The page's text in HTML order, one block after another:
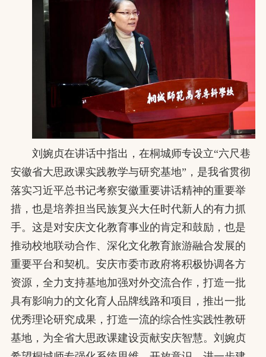
刘婉贞在讲话中指出，在桐城师专设立“六尺巷
安徽省大思政课实践教学与研究基地”，是我省贯彻
落实习近平总书记考察安徽重要讲话精神的重要举
措，也是培养担当民族复兴大任时代新人的有力抓
手。这是对安庆文化教育事业的肯定和鼓励，也是
推动校地联动合作、深化文化教育旅游融合发展的
重要平台和契机。安庆市委市政府将积极协调各方
资源，全力支持基地加强对外交流合作，打造一批
具有影响力的文化育人品牌线路和项目，推出一批
优秀理论研究成果，打造一流的综合性实践性教研
基地，为全省大思政课建设贡献安庆智慧。刘婉贞